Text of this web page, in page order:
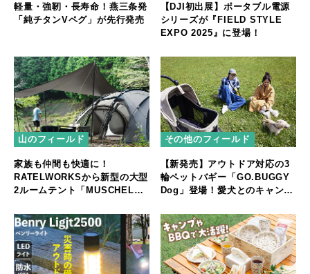
軽量・強靭・長寿命！燕三条発
「純チタンVペグ」が先行発売
【DJI初出展】ポータブル電源
シリーズが『FIELD STYLE
EXPO 2025』に登場！
山のフィールド
家族も仲間も快適に！
RATELWORKSから新型の大型
2ルームテント「MUSCHEL」
その他のフィールド
【新発売】アウトドア対応の3
輪ペットバギー「GO.BUGGY
Dog」登場！愛犬とのキャンプ